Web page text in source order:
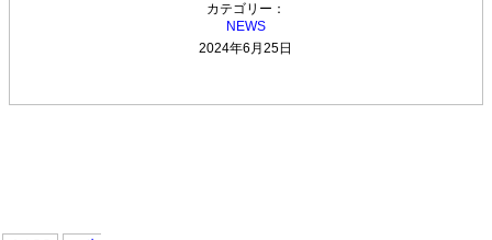
カテゴリー：
NEWS
2024年6月25日